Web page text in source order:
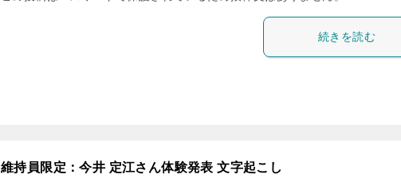
続きを読む
維持員限定：今井 定江さん体験発表 文字起こし